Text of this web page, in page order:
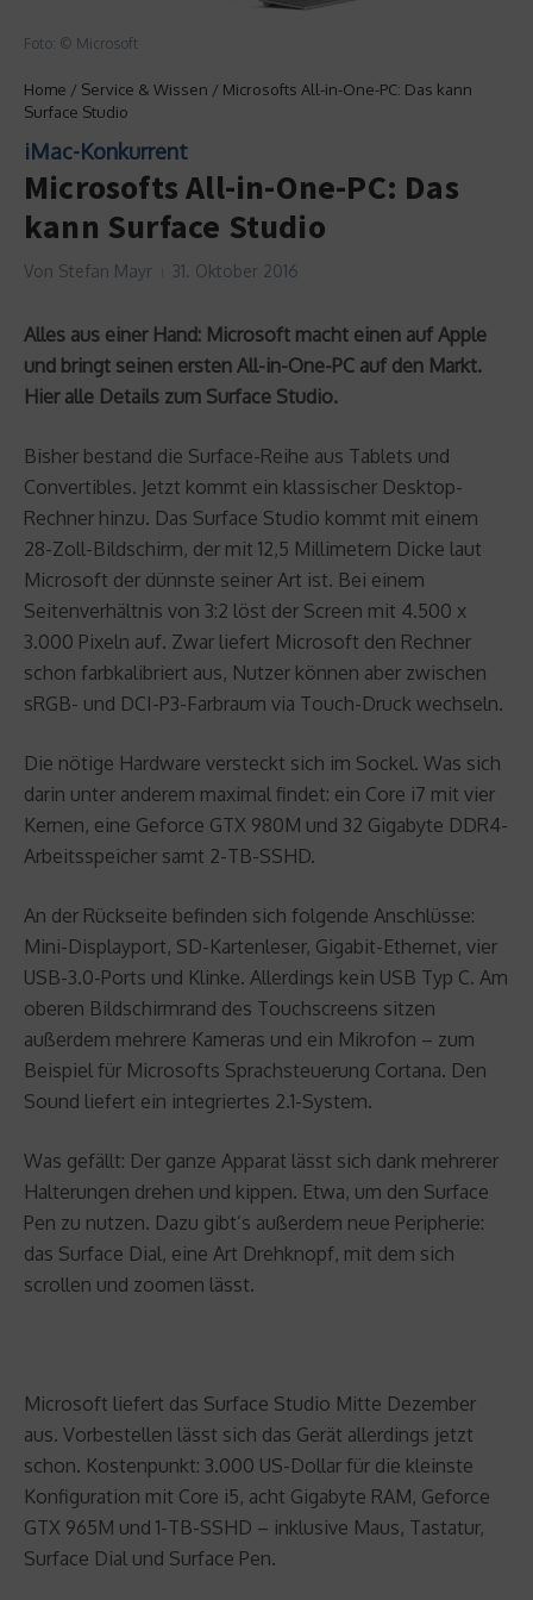
Foto: © Microsoft
Home / Service & Wissen / Microsofts All-in-One-PC: Das kann
Surface Studio
iMac-Konkurrent
Microsofts All-in-One-PC: Das
kann Surface Studio
Von Stefan Mayr 31. Oktober 2016
Alles aus einer Hand: Microsoft macht einen auf Apple
und bringt seinen ersten All-in-One-PC auf den Markt.
Hier alle Details zum Surface Studio.
Bisher bestand die Surface-Reihe aus Tablets und
Convertibles. Jetzt kommt ein klassischer Desktop-
Rechner hinzu. Das Surface Studio kommt mit einem
28-Zoll-Bildschirm, der mit 12,5 Millimetern Dicke laut
Microsoft der dünnste seiner Art ist. Bei einem
Seitenverhältnis von 3:2 löst der Screen mit 4.500 x
3.000 Pixeln auf. Zwar liefert Microsoft den Rechner
schon farbkalibriert aus, Nutzer können aber zwischen
sRGB- und DCI-P3-Farbraum via Touch-Druck wechseln.
Die nötige Hardware versteckt sich im Sockel. Was sich
darin unter anderem maximal findet: ein Core i7 mit vier
Kernen, eine Geforce GTX 980M und 32 Gigabyte DDR4-
Arbeitsspeicher samt 2-TB-SSHD.
An der Rückseite befinden sich folgende Anschlüsse:
Mini-Displayport, SD-Kartenleser, Gigabit-Ethernet, vier
USB-3.0-Ports und Klinke. Allerdings kein USB Typ C. Am
oberen Bildschirmrand des Touchscreens sitzen
außerdem mehrere Kameras und ein Mikrofon – zum
Beispiel für Microsofts Sprachsteuerung Cortana. Den
Sound liefert ein integriertes 2.1-System.
Was gefällt: Der ganze Apparat lässt sich dank mehrerer
Halterungen drehen und kippen. Etwa, um den Surface
Pen zu nutzen. Dazu gibt’s außerdem neue Peripherie:
das Surface Dial, eine Art Drehknopf, mit dem sich
scrollen und zoomen lässt.
Microsoft liefert das Surface Studio Mitte Dezember
aus. Vorbestellen lässt sich das Gerät allerdings jetzt
schon. Kostenpunkt: 3.000 US-Dollar für die kleinste
Konfiguration mit Core i5, acht Gigabyte RAM, Geforce
GTX 965M und 1-TB-SSHD – inklusive Maus, Tastatur,
Surface Dial und Surface Pen.